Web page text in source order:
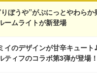
りぼうや”がぷにっとやわら
ームライトが新登場
イのデザインが甘辛キュー
ティフのコラボ第3弾が登場！